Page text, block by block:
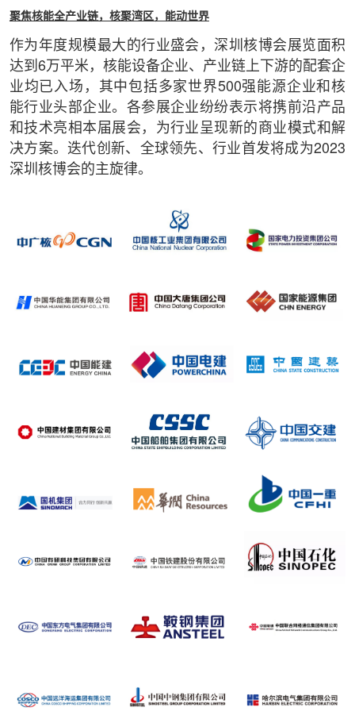
聚焦核能全产业链，核聚湾区，能动世界
作为年度规模最大的行业盛会，深圳核博会展览面积
达到6万平米，核能设备企业、产业链上下游的配套企
业均已入场，其中包括多家世界500强能源企业和核
能行业头部企业。各参展企业纷纷表示将携前沿产品
和技术亮相本届展会，为行业呈现新的商业模式和解
决方案。迭代创新、全球领先、行业首发将成为2023
深圳核博会的主旋律。